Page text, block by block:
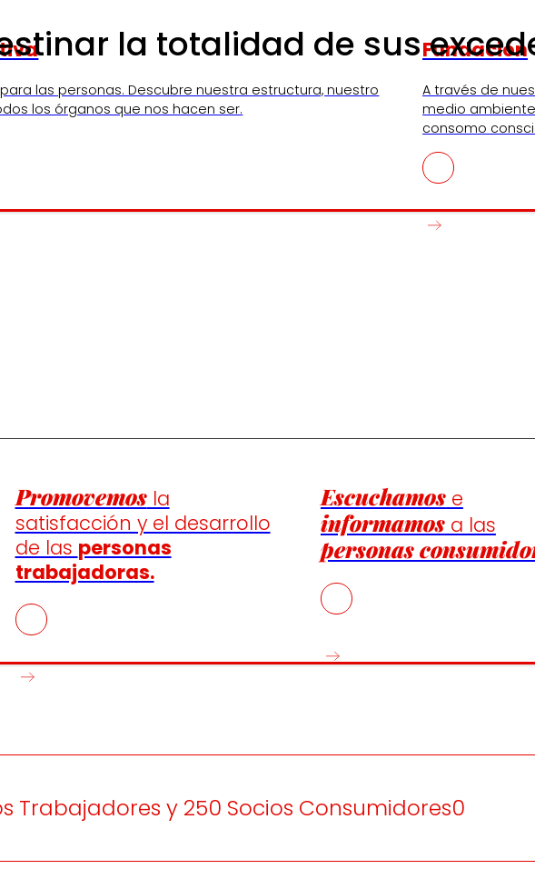
las personas. Descubre nuestra estructura, nuestro
los órganos que nos hacen ser.
Fundación
A través de
medio
consomo
Promovemosla
satisfacción y el desarrollo
de las personas
trabajadoras.
Escuchamose
informamosa las
personas
la totalidad de sus
Trabajadores y 250 Socios Consumidores0